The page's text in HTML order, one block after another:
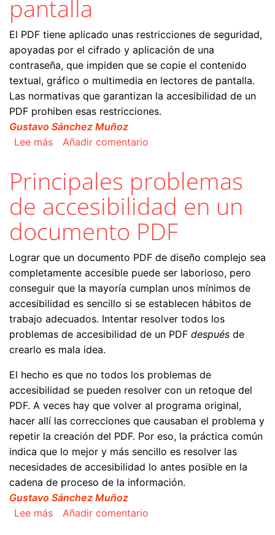
pantalla
El PDF tiene aplicado unas restricciones de seguridad,
apoyadas por el cifrado y aplicación de una
contraseña, que impiden que se copie el contenido
textual, gráfico o multimedia en lectores de pantalla.
Las normativas que garantizan la accesibilidad de un
PDF prohiben esas restricciones.
Gustavo Sánchez Muñoz
Lee mássobre El PDF tiene restricciones que impiden
Añadir comentario
Principales problemas
de accesibilidad en un
documento PDF
Lograr que un documento PDF de diseño complejo sea
completamente accesible puede ser laborioso, pero
conseguir que la mayoría cumplan unos mínimos de
accesibilidad es sencillo si se establecen hábitos de
trabajo adecuados. Intentar resolver todos los
problemas de accesibilidad de un PDF después de
crearlo es mala idea.
El hecho es que no todos los problemas de
accesibilidad se pueden resolver con un retoque del
PDF. A veces hay que volver al programa original,
hacer allí las correcciones que causaban el problema y
repetir la creación del PDF. Por eso, la práctica común
indica que lo mejor y más sencillo es resolver las
necesidades de accesibilidad lo antes posible en la
cadena de proceso de la información.
Gustavo Sánchez Muñoz
Lee mássobre Principales problemas de accesibilidad
Añadir comentario